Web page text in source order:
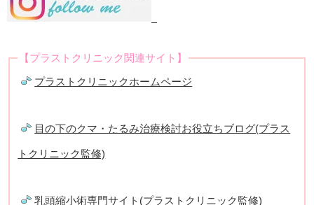
【プラストクリニック関連サイト】
プラストクリニックホームページ
目の下のクマ・たるみ治療検討お役立ちブログ(プラス
トクリニック監修)
乳頭縮小術専門サイト(プラストクリニック監修)